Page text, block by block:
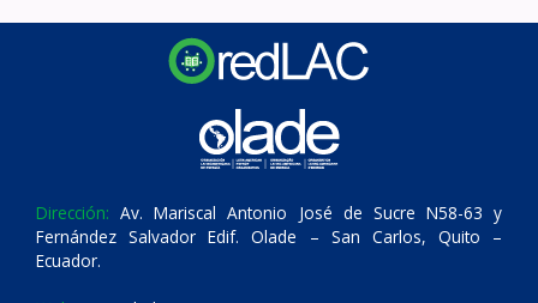
Dirección: Av. Mariscal Antonio José de Sucre N58-63 y
Fernández Salvador Edif. Olade – San Carlos, Quito –
Ecuador.